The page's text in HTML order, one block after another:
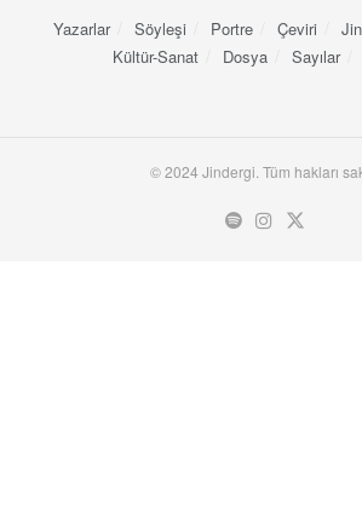
Yazarlar Söyleşi Portre Çeviri
Kültür-Sanat
Dosya Sayılar
© 2024 Jindergi. Tüm hakları